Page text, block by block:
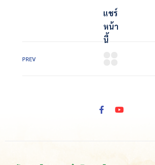
แชร์
หน้า
นี้
PREV